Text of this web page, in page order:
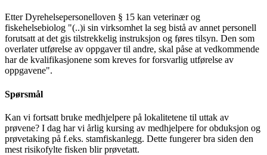
Etter Dyrehelsepersonelloven § 15 kan veterinær og
fiskehelsebiolog "(..)i sin virksomhet la seg bistå av annet personell
forutsatt at det gis tilstrekkelig instruksjon og føres tilsyn. Den som
overlater utførelse av oppgaver til andre, skal påse at vedkommende
har de kvalifikasjonene som kreves for forsvarlig utførelse av
oppgavene".
Spørsmål
Kan vi fortsatt bruke medhjelpere på lokalitetene til uttak av
prøvene? I dag har vi årlig kursing av medhjelpere for obduksjon og
prøvetaking på f.eks. stamfiskanlegg. Dette fungerer bra siden den
mest risikofylte fisken blir prøvetatt.